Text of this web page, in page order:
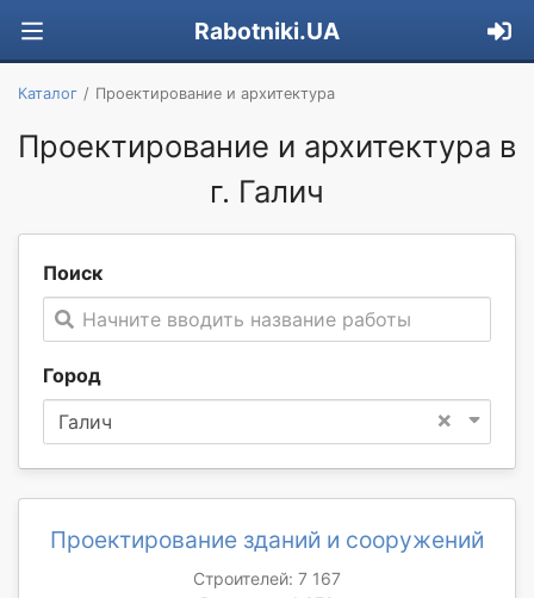
Rabotniki.UA
Каталог Проектирование и архитектура
Проектирование и архитектура в
г. Галич
Поиск
Начните вводить название работы
Город
×
Галич
Проектирование зданий и сооружений
Строителей: 7 167